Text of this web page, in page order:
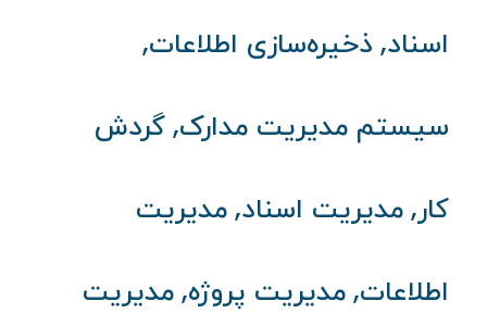
اسناد, ذخیره‌سازی اطلاعات,
سیستم مدیریت مدارک, گردش
کار, مدیریت اسناد, مدیریت
اطلاعات, مدیریت پروژه, مدیریت